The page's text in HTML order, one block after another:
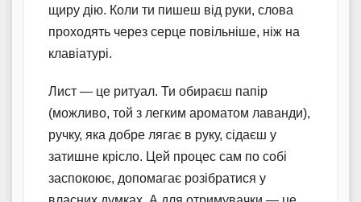
щиру дію. Коли ти пишеш від руки, слова
проходять через серце повільніше, ніж на
клавіатурі.
Лист — це ритуал. Ти обираєш папір
(можливо, той з легким ароматом лаванди),
ручку, яка добре лягає в руку, сідаєш у
затишне крісло. Цей процес сам по собі
заспокоює, допомагає розібратися у